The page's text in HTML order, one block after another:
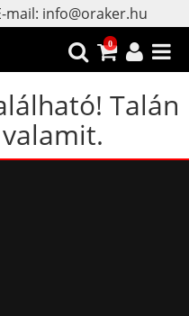
mail: info@oraker.hu
0
Talán